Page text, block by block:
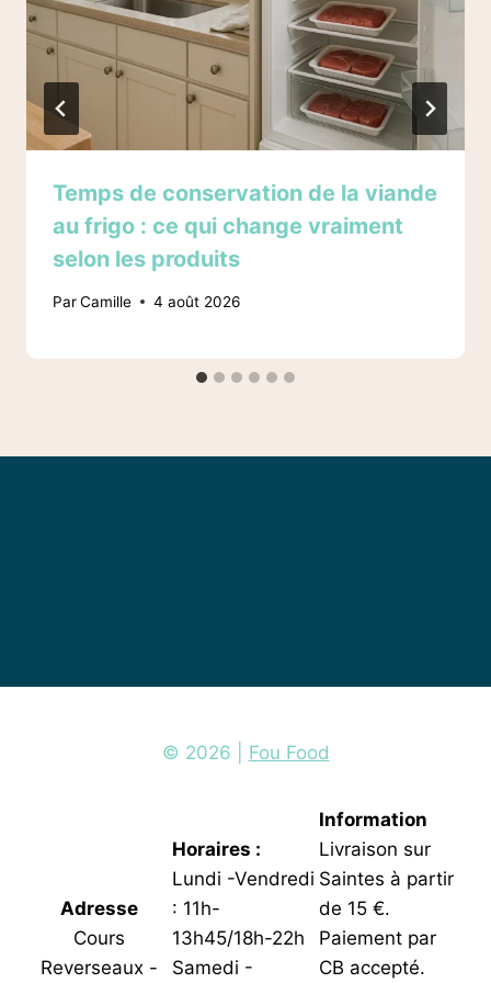
Temps de conservation de la viande
au frigo : ce qui change vraiment
selon les produits
ParCamille 4 août 2026
© 2026 | Fou Food
Adresse
Cours
Reverseaux -
Horaires :
Lundi -Vendredi
: 11h-
13h45/18h-22h
Samedi -
Information
Livraison sur
Saintes à partir
de 15 €.
Paiement par
CB accepté.